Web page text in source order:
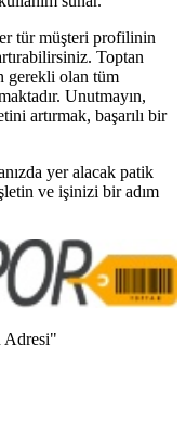
tür müşteri profilinin
Toptan
gerekli olan tüm
Unutmayın,
artırmak, başarılı bir
yer alacak patik
ve işinizi bir adım
Adresi"